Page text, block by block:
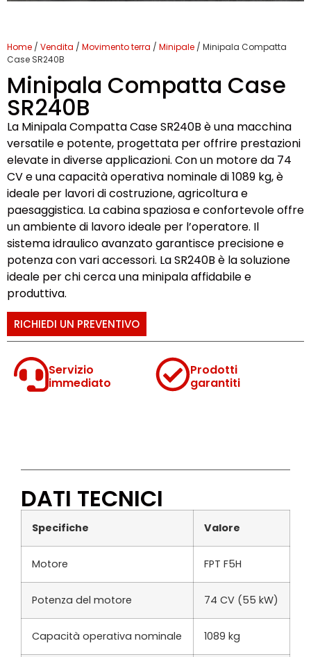
Home / Vendita / Movimento terra / Minipale / Minipala Compatta
Case SR240B
Minipala Compatta Case
SR240B
La Minipala Compatta Case SR240B è una macchina
versatile e potente, progettata per offrire prestazioni
elevate in diverse applicazioni. Con un motore da 74
CV e una capacità operativa nominale di 1089 kg, è
ideale per lavori di costruzione, agricoltura e
paesaggistica. La cabina spaziosa e confortevole offre
un ambiente di lavoro ideale per l’operatore. Il
sistema idraulico avanzato garantisce precisione e
potenza con vari accessori. La SR240B è la soluzione
ideale per chi cerca una minipala affidabile e
produttiva.
RICHIEDI UN PREVENTIVO
Servizio
immediato
Prodotti
garantiti
DATI TECNICI
Specifiche Valore
Motore FPT F5H
Potenza del motore 74 CV (55 kW)
Capacità operativa nominale 1089 kg